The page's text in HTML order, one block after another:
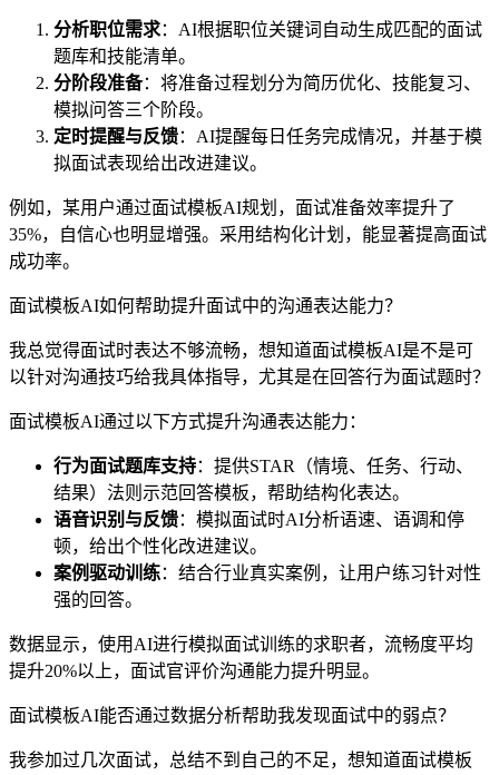
分析职位需求：AI根据职位关键词自动生成匹配的面试
题库和技能清单。
分阶段准备：将准备过程划分为简历优化、技能复习、
模拟问答三个阶段。
定时提醒与反馈：AI提醒每日任务完成情况，并基于模
拟面试表现给出改进建议。
例如，某用户通过面试模板AI规划，面试准备效率提升了
35%，自信心也明显增强。采用结构化计划，能显著提高面试
成功率。
面试模板AI如何帮助提升面试中的沟通表达能力？
我总觉得面试时表达不够流畅，想知道面试模板AI是不是可
以针对沟通技巧给我具体指导，尤其是在回答行为面试题时？
面试模板AI通过以下方式提升沟通表达能力：
行为面试题库支持：提供STAR（情境、任务、行动、
结果）法则示范回答模板，帮助结构化表达。
语音识别与反馈：模拟面试时AI分析语速、语调和停
顿，给出个性化改进建议。
案例驱动训练：结合行业真实案例，让用户练习针对性
强的回答。
数据显示，使用AI进行模拟面试训练的求职者，流畅度平均
提升20%以上，面试官评价沟通能力提升明显。
面试模板AI能否通过数据分析帮助我发现面试中的弱点？
我参加过几次面试，总结不到自己的不足，想知道面试模板